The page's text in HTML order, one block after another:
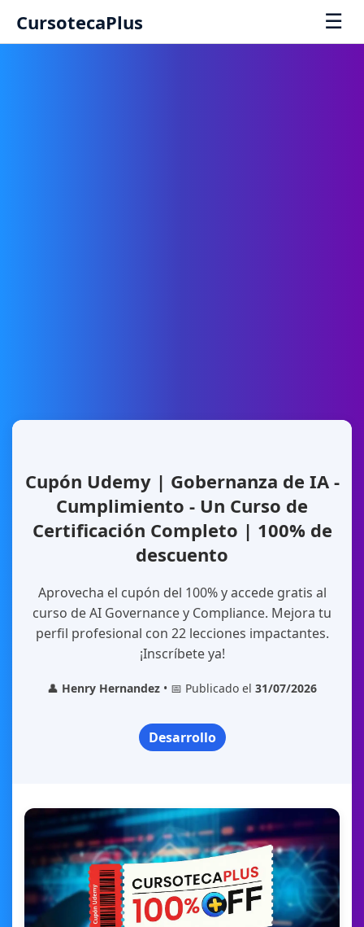
CursotecaPlus ☰
Cupón Udemy | Gobernanza de IA -
Cumplimiento - Un Curso de
Certificación Completo | 100% de
descuento
Aprovecha el cupón del 100% y accede gratis al
curso de AI Governance y Compliance. Mejora tu
perfil profesional con 22 lecciones impactantes.
¡Inscríbete ya!
👤 Henry Hernandez • 📅 Publicado el 31/07/2026
Desarrollo